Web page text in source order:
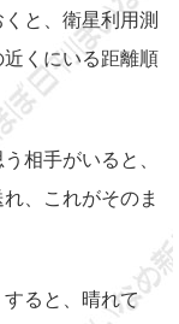
と、衛星利用測
くにいる距離順
相手がいると、
、これがそのま
ると、晴れて